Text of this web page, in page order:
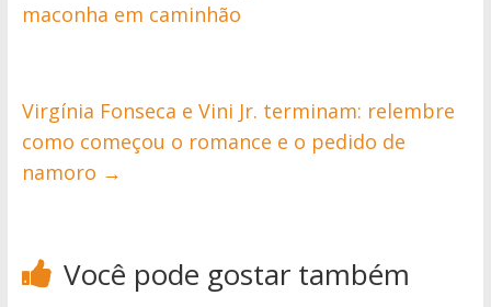
maconha em caminhão
Virgínia Fonseca e Vini Jr. terminam: relembre
como começou o romance e o pedido de
namoro →
Você pode gostar também